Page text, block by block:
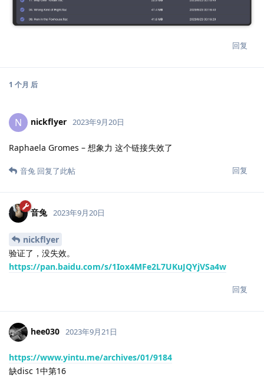
回复
1 个月 后
N nickflyer 2023年9月20日
Raphaela Gromes – 想象力 这个链接失效了
回复
音兔 回复了此帖
音兔 2023年9月20日
nickflyer
验证了，没失效。
https://pan.baidu.com/s/1Iox4MFe2L7UKuJQYjVSa4w
回复
hee030 2023年9月21日
https://www.yintu.me/archives/01/9184
缺disc 1中第16